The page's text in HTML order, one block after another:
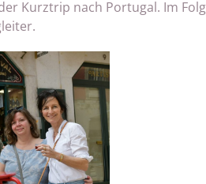
Kurztrip nach Portugal. Im